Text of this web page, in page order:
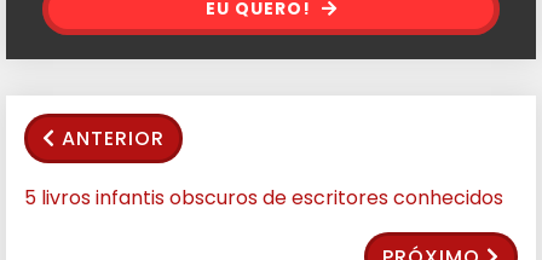
EU QUERO!
ANTERIOR
5 livros infantis obscuros de escritores conhecidos